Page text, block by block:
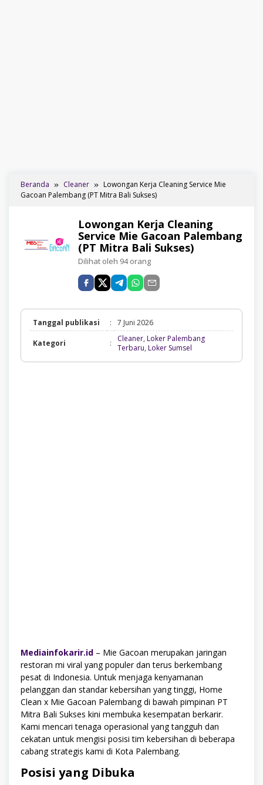
Beranda Cleaner
Lowongan Kerja Cleaning Service Mie
Gacoan Palembang (PT Mitra Bali Sukses)
Lowongan Kerja Cleaning
Service Mie Gacoan Palembang
(PT Mitra Bali Sukses)
Dilihat oleh 94 orang
Tanggal publikasi : 7 Juni 2026
Kategori : Cleaner, Loker Palembang
Terbaru, Loker Sumsel
Mediainfokarir.id – Mie Gacoan merupakan jaringan
restoran mi viral yang populer dan terus berkembang
pesat di Indonesia. Untuk menjaga kenyamanan
pelanggan dan standar kebersihan yang tinggi, Home
Clean x Mie Gacoan Palembang di bawah pimpinan PT
Mitra Bali Sukses kini membuka kesempatan berkarir.
Kami mencari tenaga operasional yang tangguh dan
cekatan untuk mengisi posisi tim kebersihan di beberapa
cabang strategis kami di Kota Palembang.
Posisi yang Dibuka